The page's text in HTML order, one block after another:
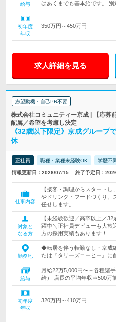
給与
はあくまでも基本給です。 別
初年度
年収
350万円～450万円
求人詳細を見る
志望動機・自己PR不要
株式会社コミュニティー京成 | 【応
配属／希望を考慮し決定
《32歳以下限定》京成グループ
休
正社員 職種・業種未経験OK 学歴不
情報更新日：2026/07/15 終了予定日：
仕事内容
【接客・調理からスタート
やドリンク・フードづくり、
任せします。
対象と
なる方
【未経験歓迎／高卒以上／
躍中＼正社員デビューも大
方の採用実績もあります！
勤務地
◆転居を伴う転勤なし・京成
たは『タリーズコーヒー』に
給与
月給22万5,000円〜＋各種諸
給） 店長の平均年収⇒500万
初年度
年収
320万円～410万円